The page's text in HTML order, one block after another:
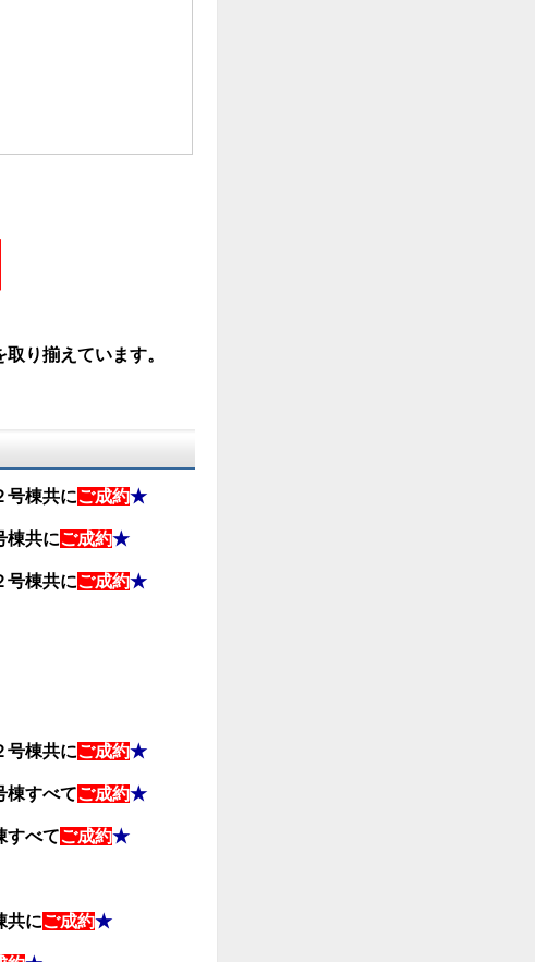
取り揃えています。
号棟共にご成約★
棟共にご成約★
号棟共にご成約★
号棟共にご成約★
棟すべてご成約★
すべてご成約★
共にご成約★